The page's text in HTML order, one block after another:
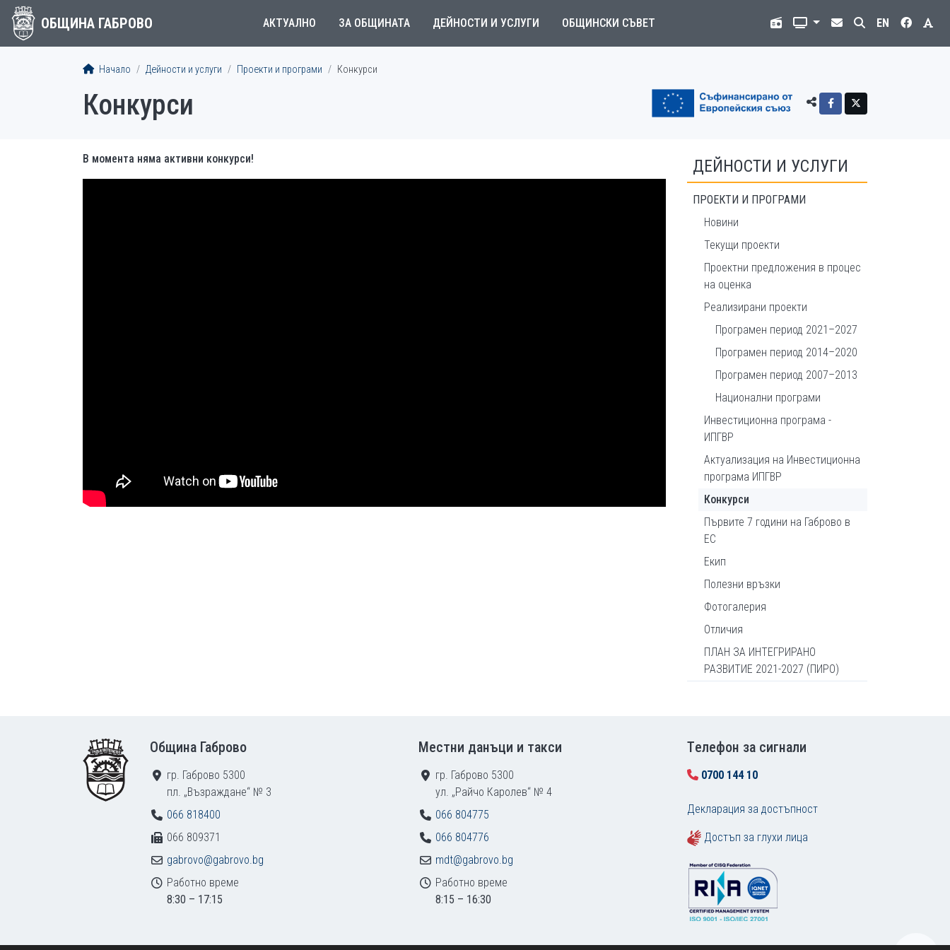
ОБЩИНА ГАБРОВО АКТУАЛНО ЗА ОБЩИНАТА ДЕЙНОСТИ И УСЛУГИ ОБЩИНСКИ СЪВЕТ EN
Начало Дейности и услуги Проекти и програми Конкурси
Конкурси
В момента няма активни конкурси! ДЕЙНОСТИ И УСЛУГИ
ПРОЕКТИ И ПРОГРАМИ
Новини
Текущи проекти
Проектни предложения в процес
на оценка
Реализирани проекти
Програмен период 2021–2027
Програмен период 2014–2020
Програмен период 2007–2013
Национални програми
Инвестиционна програма -
ИПГВР
Актуализация на Инвестиционна
програма ИПГВР
Конкурси
Първите 7 години на Габрово в
ЕС
Екип
Полезни връзки
Фотогалерия
Отличия
ПЛАН ЗА ИНТЕГРИРАНО
РАЗВИТИЕ 2021-2027 (ПИРО)
Община Габрово
гр. Габрово 5300
пл. „Възраждане“ № 3
066 818400
066 809371
gabrovo@gabrovo.bg
Работно време
8:30 – 17:15
Местни данъци и такси
гр. Габрово 5300
ул. „Райчо Каролев“ № 4
066 804775
066 804776
mdt@gabrovo.bg
Работно време
8:15 – 16:30
Tелефон за сигнали
0700 144 10
Декларация за достъпност
Достъп за глухи лица